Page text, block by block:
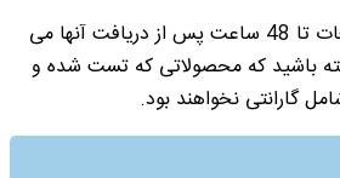
مهلت تست و بررسی قطعات تا 48 ساعت پس از دریافت آنها می
باشید که محصولاتی که تست شده و
گارانتی نخواهند بود.